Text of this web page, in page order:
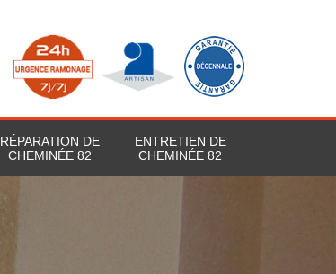
RÉPARATION DE
CHEMINÉE 82
ENTRETIEN DE
CHEMINÉE 82